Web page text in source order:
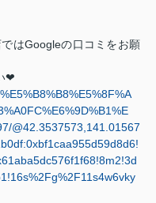
はGoogleの口コミをお願
❤
@42.3537573,141.01567